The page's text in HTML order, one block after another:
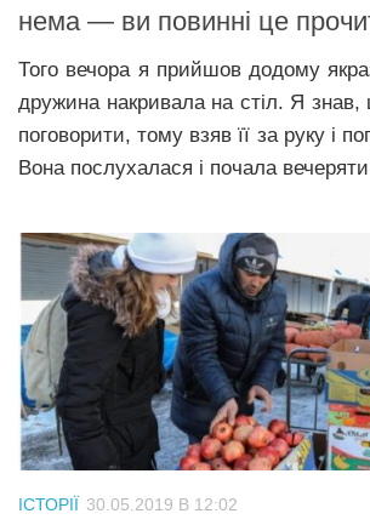
нема — ви повинні це
Того вечора я прийшов додому
дружина накривала на стіл. Я знав,
поговорити, тому взяв її за руку і
Вона послухалася і почала вечеряти
ІСТОРІЇ 30.05.2019 В 12:02